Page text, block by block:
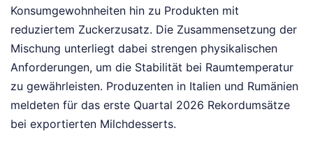
Konsumgewohnheiten hin zu Produkten mit
reduziertem Zuckerzusatz. Die Zusammensetzung der
Mischung unterliegt dabei strengen physikalischen
Anforderungen, um die Stabilität bei Raumtemperatur
zu gewährleisten. Produzenten in Italien und Rumänien
meldeten für das erste Quartal 2026 Rekordumsätze
bei exportierten Milchdesserts.